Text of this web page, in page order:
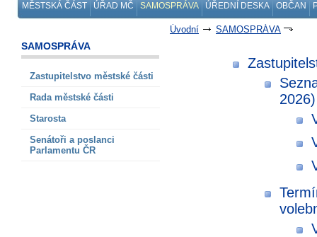
MĚSTSKÁ ČÁST ÚŘAD MČ SAMOSPRÁVA ÚŘEDNÍ DESKA OBČAN
Úvodní SAMOSPRÁVA
SAMOSPRÁVA
Zastupitelstvo městské části
Rada městské části
Starosta
Senátoři a poslanci
Parlamentu ČR
2026)